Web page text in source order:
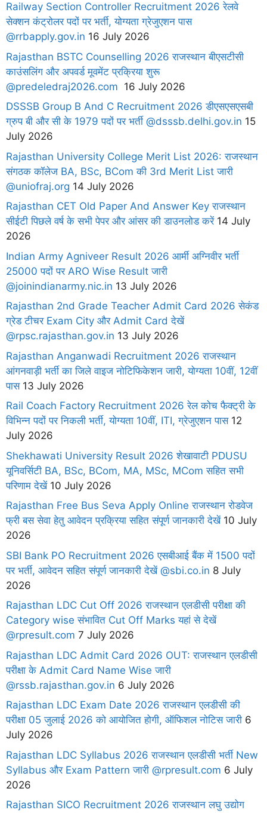
Railway Section Controller Recruitment 2026 रेलवे
सेक्शन कंट्रोलर पदों पर भर्ती, योग्यता ग्रेजुएशन पास
@rrbapply.gov.in 16 July 2026
Rajasthan BSTC Counselling 2026 राजस्थान बीएसटीसी
काउंसलिंग और अपवर्ड मूवमेंट प्रक्रिया शुरू
@predeledraj2026.com 16 July 2026
DSSSB Group B And C Recruitment 2026 डीएसएसएसबी
ग्रुप बी और सी के 1979 पदों पर भर्ती @dsssb.delhi.gov.in 15
July 2026
Rajasthan University College Merit List 2026: राजस्थान
संगठक कॉलेज BA, BSc, BCom की 3rd Merit List जारी
@uniofraj.org 14 July 2026
Rajasthan CET Old Paper And Answer Key राजस्थान
सीईटी पिछले वर्ष के सभी पेपर और आंसर की डाउनलोड करें14 July
2026
Indian Army Agniveer Result 2026 आर्मी अग्निवीर भर्ती
25000 पदों पर ARO Wise Result जारी
@joinindianarmy.nic.in 13 July 2026
Rajasthan 2nd Grade Teacher Admit Card 2026 सेकंड
ग्रेड टीचर Exam City और Admit Card देखें
@rpsc.rajasthan.gov.in 13 July 2026
Rajasthan Anganwadi Recruitment 2026 राजस्थान
आंगनवाड़ी भर्ती का जिले वाइज नोटिफिकेशन जारी, योग्यता 10वीं, 12वीं
पास13 July 2026
Rail Coach Factory Recruitment 2026 रेल कोच फैक्ट्री के
विभिन्न पदों पर निकली भर्ती, योग्यता 10वीं, ITI, ग्रेजुएशन पास12
July 2026
Shekhawati University Result 2026 शेखावाटी PDUSU
यूनिवर्सिटी BA, BSc, BCom, MA, MSc, MCom सहित सभी
परिणाम देखें10 July 2026
Rajasthan Free Bus Seva Apply Online राजस्थान रोडवेज
फ्री बस सेवा हेतु आवेदन प्रक्रिया सहित संपूर्ण जानकारी देखें10 July
2026
SBI Bank PO Recruitment 2026 एसबीआई बैंक में 1500 पदों
पर भर्ती, आवेदन सहित संपूर्ण जानकारी देखें @sbi.co.in 8 July
2026
Rajasthan LDC Cut Off 2026 राजस्थान एलडीसी परीक्षा की
Category wise संभावित Cut Off Marks यहां से देखें
@rpresult.com 7 July 2026
Rajasthan LDC Admit Card 2026 OUT: राजस्थान एलडीसी
परीक्षा के Admit Card Name Wise जारी
@rssb.rajasthan.gov.in 6 July 2026
Rajasthan LDC Exam Date 2026 राजस्थान एलडीसी की
परीक्षा 05 जुलाई 2026 को आयोजित होगी, ऑफिशल नोटिस जारी 6
July 2026
Rajasthan LDC Syllabus 2026 राजस्थान एलडीसी भर्ती New
Syllabus और Exam Pattern जारी @rpresult.com 6 July
2026
Rajasthan SICO Recruitment 2026 राजस्थान लघु उद्योग